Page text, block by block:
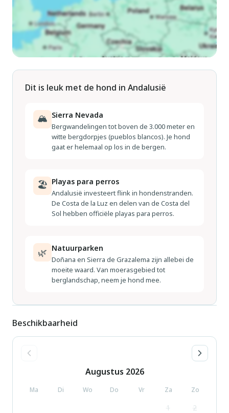
zone.
Dit is leuk met de hond in Andalusië
🏔 Sierra Nevada
Bergwandelingen tot boven de 3.000 meter en
witte bergdorpjes (pueblos blancos). Je hond
gaat er helemaal op los in de bergen.
🏖 Playas para perros
Andalusië investeert flink in hondenstranden.
De Costa de la Luz en delen van de Costa del
Sol hebben officiële playas para perros.
🌿 Natuurparken
Doñana en Sierra de Grazalema zijn allebei de
moeite waard. Van moerasgebied tot
berglandschap, neem je hond mee.
Beschikbaarheid
Augustus 2026
Ma Di Wo Do Vr Za Zo
1 2